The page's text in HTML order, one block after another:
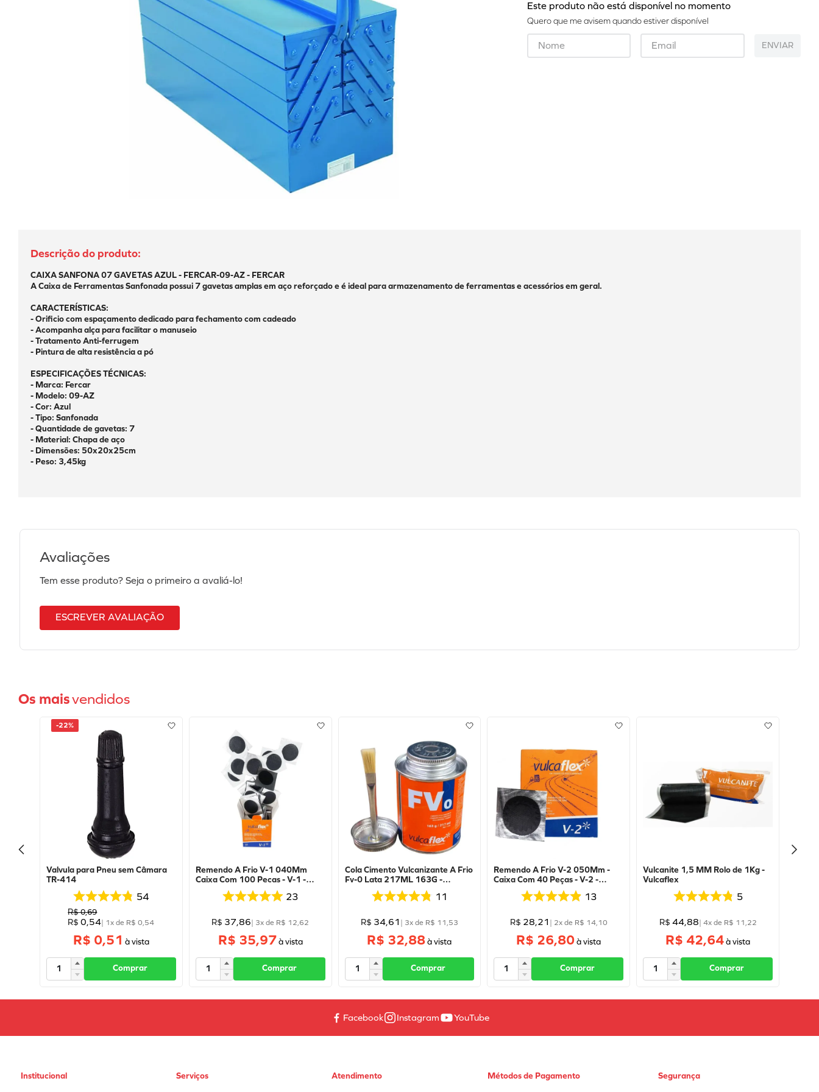
Este produto não está disponível no momento
Quero que me avisem quando estiver disponível
ENVIAR
CAIXA SANFONA 07 GAVETAS AZUL - FERCAR-09-AZ - FERCAR
A Caixa de Ferramentas Sanfonada possui 7 gavetas amplas em aço reforçado e é ideal para armazenamento de ferramentas e acessórios em geral.
CARACTERÍSTICAS:
- Orificio com espaçamento dedicado para fechamento com cadeado
- Acompanha alça para facilitar o manuseio
- Tratamento Anti-ferrugem
- Pintura de alta resistência a pó
ESPECIFICAÇÕES TÉCNICAS:
- Marca: Fercar
- Modelo: 09-AZ
- Cor: Azul
- Tipo: Sanfonada
- Quantidade de gavetas: 7
- Material: Chapa de aço
- Dimensões: 50x20x25cm
- Peso: 3,45kg
Avaliações
Tem esse produto? Seja o primeiro a avaliá-lo!
ESCREVER AVALIAÇÃO
Os maisvendidos
-22%
Valvula para Pneu sem Câmara
TR-414
54
R$0,69
R$ 0,54| 1x de R$ 0,54
R$ 0,51
Comprar
Remendo A Frio V-1 040Mm
Caixa Com 100 Pecas - V-1 -
Vulcaflex
23
R$ 37,86| 3x de R$ 12,62
R$ 35,97
Comprar
Cola Cimento Vulcanizante A Frio
Fv-0 Lata 217ML 163G -
Vulcaflex
11
R$ 34,61 | 3x de R$ 11 ,53
R$ 32,88
Comprar
Remendo A Frio V-2 050Mm -
Caixa Com 40 Peças - V-2 -
Vulcaflex
13
R$ 28,21 | 2x de R$ 14, 10
R$ 26,80
Comprar
Vulcanite 1,5 MM Rolo de 1Kg -
Vulcaflex
5
R$ 44,88| 4x de R$ 11 ,22
R$ 42,64
Comprar
Facebook Instagram YouTube
Institucional Serviços Atendimento Métodos de Pagamento Segurança
10º calibrador